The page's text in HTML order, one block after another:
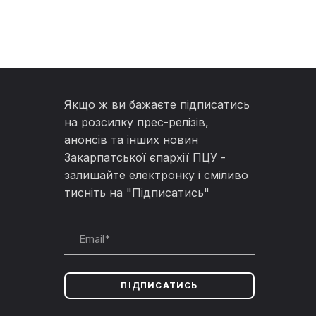
Якщо ж ви бажаєте підписатись
на розсилку прес-релізів,
анонсів та інших новин
Закарпатської єпархії ПЦУ -
залишайте електронку і сміливо
тисніть на "Підписатись"
ПІДПИСАТИСЬ